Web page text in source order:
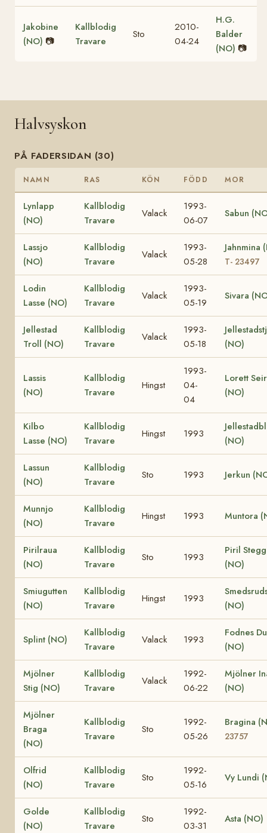
Jakobine
(NO) 📷
Kallblodig
Travare
Sto
2010-
04-24
H.G.
Balder
(NO) 📷
Halvsyskon
PÅ FADERSIDAN (30)
NAMN RAS KÖN FÖDD MOR
Lynlapp
(NO)
Kallblodig
Travare
Valack
1993-
06-07
Sabun
Lassjo
(NO)
Kallblodig
Travare
Valack
1993-
05-28
Jahnmina
T- 23497
Lodin
Lasse (NO)
Kallblodig
Travare
Valack
1993-
05-19
Sivara
Jellestad
Troll (NO)
Kallblodig
Travare
Valack
1993-
05-18
(NO)
Lassis
(NO)
Kallblodig
Travare
Hingst
1993-
04-
04
Lorett
(NO)
Kilbo
Lasse (NO)
Kallblodig
Travare
Hingst 1993
(NO)
Lassun
(NO)
Kallblodig
Travare
Sto 1993 Jerkun
Munnjo
(NO)
Kallblodig
Travare
Hingst 1993 Muntora
Pirilraua
(NO)
Kallblodig
Travare
Sto 1993
Piril
(NO)
Smiugutten
(NO)
Kallblodig
Travare
Hingst 1993
(NO)
Splint (NO)
Kallblodig
Travare
Valack 1993
Fodnes
(NO)
Mjölner
Stig (NO)
Kallblodig
Travare
Valack
1992-
06-22
Mjölner
(NO)
Mjölner
Braga
(NO)
Kallblodig
Travare
Sto
1992-
05-26
Bragina
23757
Olfrid
(NO)
Kallblodig
Travare
Sto
1992-
05-16
Vy Lundi
Golde
(NO)
Kallblodig
Travare
Sto
1992-
03-31
Asta (NO)